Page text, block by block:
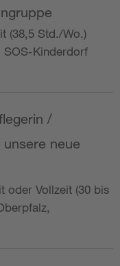
(38,5 Std./Wo.)
SOS-Kinderdorf
/
neue
oder Vollzeit (30 bis